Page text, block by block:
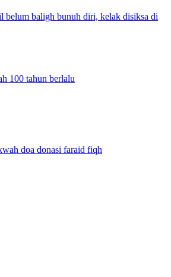
belum baligh bunuh diri, kelak disiksa di
100 tahun berlalu
doa donasi faraid fiqh